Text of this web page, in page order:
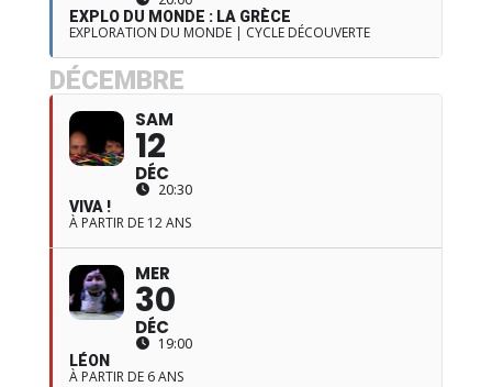
EXPLO DU MONDE : LA GRÈCE
EXPLORATION DU MONDE | CYCLE DÉCOUVERTE
DÉCEMBRE
SAM
12
DÉC
20:30
VIVA !
À PARTIR DE 12 ANS
MER
30
DÉC
19:00
LÉON
À PARTIR DE 6 ANS